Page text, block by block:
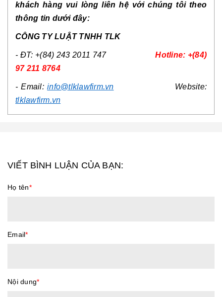
khách hàng vui lòng liên hệ với chúng tôi theo
thông tin dưới đây:
CÔNG TYLUẬT TNHH TLK
- ĐT: +(84) 243 2011 747Hotline: +(84)
97 211 8764
-Email:info@tlklawfirm.vn Website:
tlklawfirm.vn
VIẾT BÌNH LUẬN CỦA BẠN:
Họ tên*
Email*
Nội dung*